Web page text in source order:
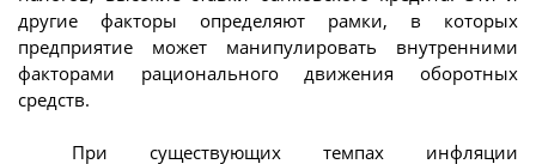
другие факторы определяют рамки, в которых
предприятие может манипулировать внутренними
факторами рационального движения оборотных
средств.
При существующих темпах инфляции